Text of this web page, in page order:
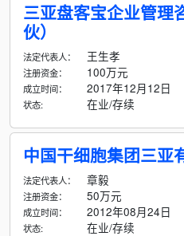
三亚盘客宝企业管理
伙）
法定代表人： 王生孝
注册资金： 100万元
成立时间： 2017年12月12日
状态: 在业/存续
中国干细胞集团三亚
法定代表人： 章毅
注册资金： 50万元
成立时间： 2012年08月24日
状态: 在业/存续